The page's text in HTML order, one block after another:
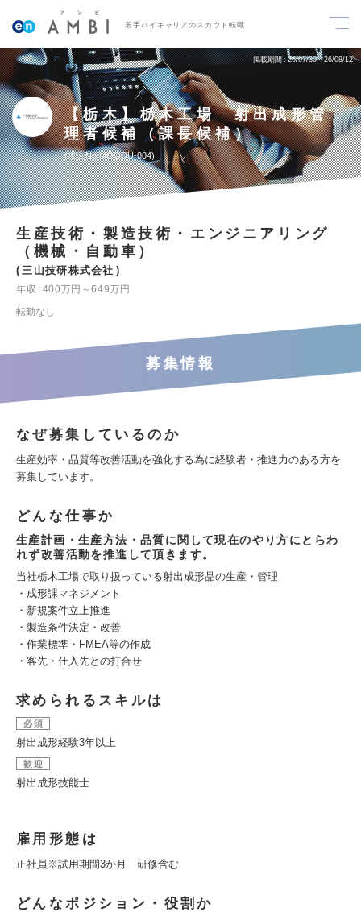
若手ハイキャリアのスカウト転職
掲載期間 26/07/30～26/08/12
【栃木】栃木工場 射出成形管
理者候補（課長候補）
求人No.MQQDU-004
生産技術・製造技術・エンジニアリング
（機械・自動車）
三山技研株式会社
年収
400万円～649万円
転勤なし
募集情報
なぜ募集しているのか
生産効率・品質等改善活動を強化する為に経験者・推進力のある方を
募集しています。
どんな仕事か
生産計画・生産方法・品質に関して現在のやり方にとらわ
れず改善活動を推進して頂きます。
当社栃木工場で取り扱っている射出成形品の生産・管理
・成形課マネジメント
・新規案件立上推進
・製造条件決定・改善
・作業標準・FMEA等の作成
・客先・仕入先との打合せ
求められるスキルは
必須
射出成形経験3年以上
歓迎
射出成形技能士
雇用形態は
正社員※試用期間3か月 研修含む
どんなポジション・役割か